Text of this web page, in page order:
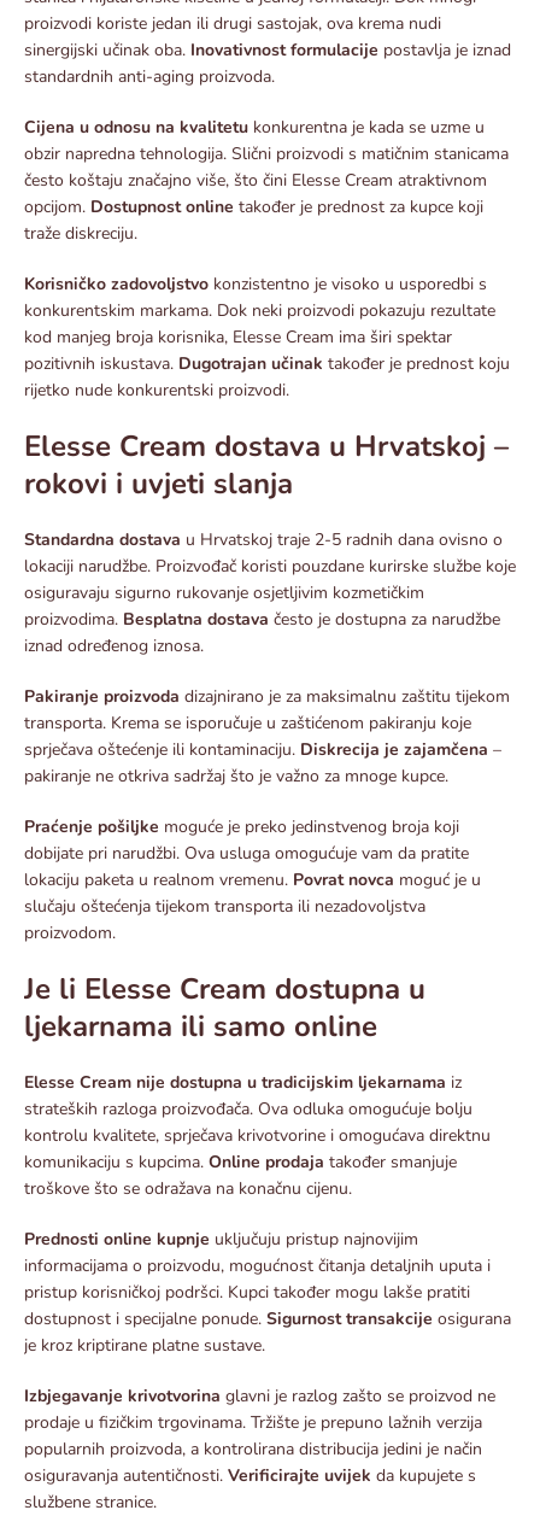
proizvodi koriste jedan ili drugi sastojak, ova krema nudi
sinergijski učinak oba. Inovativnost formulacije postavlja je iznad
standardnih anti-aging proizvoda.​
Cijena u odnosu na kvalitetu konkurentna je kada se uzme u
obzir napredna tehnologija. Slični proizvodi s matičnim stanicama
često koštaju značajno više, što čini Elesse Cream atraktivnom
opcijom. Dostupnost online također je prednost za kupce koji
traže diskreciju.​
Korisničko zadovoljstvo konzistentno je visoko u usporedbi s
konkurentskim markama. Dok neki proizvodi pokazuju rezultate
kod manjeg broja korisnika, Elesse Cream ima širi spektar
pozitivnih iskustava. Dugotrajan učinak također je prednost koju
rijetko nude konkurentski proizvodi.​
Elesse Cream dostava u Hrvatskoj –
rokovi i uvjeti slanja
Standardna dostava u Hrvatskoj traje 2-5 radnih dana ovisno o
lokaciji narudžbe. Proizvođač koristi pouzdane kurirske službe koje
osiguravaju sigurno rukovanje osjetljivim kozmetičkim
proizvodima. Besplatna dostava često je dostupna za narudžbe
iznad određenog iznosa.​
Pakiranje proizvoda dizajnirano je za maksimalnu zaštitu tijekom
transporta. Krema se isporučuje u zaštićenom pakiranju koje
sprječava oštećenje ili kontaminaciju. Diskrecija je zajamčena –
pakiranje ne otkriva sadržaj što je važno za mnoge kupce.​
Praćenje pošiljke moguće je preko jedinstvenog broja koji
dobijate pri narudžbi. Ova usluga omogućuje vam da pratite
lokaciju paketa u realnom vremenu. Povrat novca moguć je u
slučaju oštećenja tijekom transporta ili nezadovoljstva
proizvodom.​
Je li Elesse Cream dostupna u
ljekarnama ili samo online
Elesse Cream nije dostupna u tradicijskim ljekarnama iz
strateških razloga proizvođača. Ova odluka omogućuje bolju
kontrolu kvalitete, sprječava krivotvorine i omogućava direktnu
komunikaciju s kupcima. Online prodaja također smanjuje
troškove što se odražava na konačnu cijenu.​
Prednosti online kupnje uključuju pristup najnovijim
informacijama o proizvodu, mogućnost čitanja detaljnih uputa i
pristup korisničkoj podršci. Kupci također mogu lakše pratiti
dostupnost i specijalne ponude. Sigurnost transakcije osigurana
je kroz kriptirane platne sustave.​
Izbjegavanje krivotvorina glavni je razlog zašto se proizvod ne
prodaje u fizičkim trgovinama. Tržište je prepuno lažnih verzija
popularnih proizvoda, a kontrolirana distribucija jedini je način
osiguravanja autentičnosti. Verificirajte uvijek da kupujete s
službene stranice.​